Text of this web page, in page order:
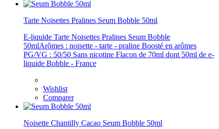
Tarte Noisettes Pralines Seum Bobble 50ml
E-liquide Tarte Noisettes Pralines Seum Bobble
50mlArômes : noisette - tarte - praline Boosté en arômes
PG/VG : 50/50 Sans nicotine Flacon de 70ml dont 50ml de e-
liquide Bobble - France
Wishlist
Comparer
Noisette Chantilly Cacao Seum Bobble 50ml